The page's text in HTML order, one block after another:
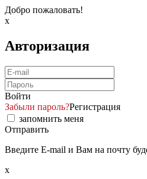
Добро пожаловать!
x
Авторизация
Войти
Забыли пароль?Регистрация
запомнить меня
Отправить
Введите E-mail и Вам на почту
x